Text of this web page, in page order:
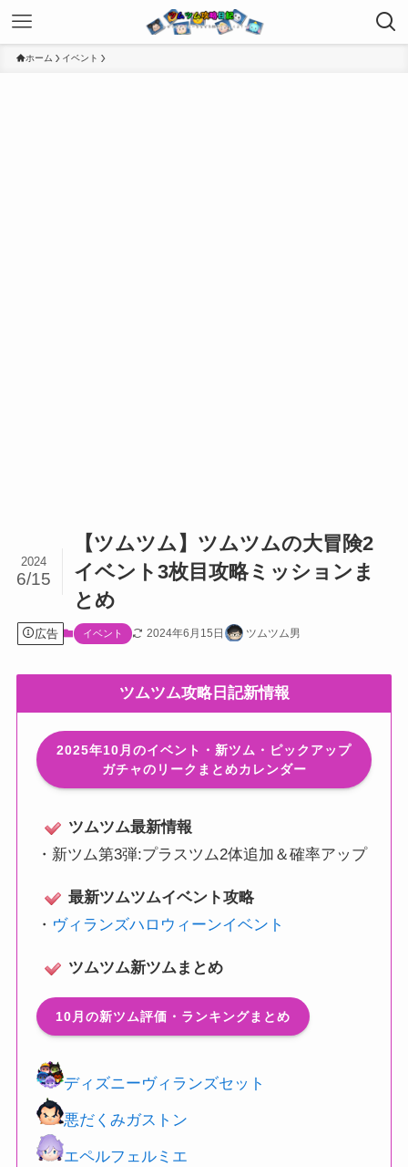
ホーム イベント
【ツムツム】ツムツムの大冒険2
イベント3枚目攻略ミッションま
とめ
2024
6/15
広告 イベント 2024年6月15日 ツムツム男
ツムツム攻略日記新情報
2025年10月のイベント・新ツム・ピックアップ
ガチャのリークまとめカレンダー
ツムツム最新情報
・ 新ツム第3弾:プラスツム2体追加＆確率アップ
最新ツムツムイベント攻略
・ ヴィランズハロウィーンイベント
ツムツム新ツムまとめ
10月の新ツム評価・ランキングまとめ
ディズニーヴィランズセット
悪だくみガストン
エペルフェルミエ